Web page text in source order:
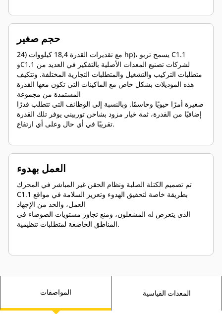
حجم صغير
مع تقديرات القدرة 18,4 كيلووات (24 hp)، يسمح تربو C1.1
وC1.1 لشركات تصنيع المعدات الأصلية بالتفكير في العديد من
متطلبات التركيب والتشغيل والمتطلبات التجارية المختلفة. وتتكيف
هذه الموديلات بشكل خاص مع الماكينات التي تكون معها القدرة
المستمدة من مجموعة
صغيرة أمرًا حيويًا وحاسمًا. وبالنسبة إلى الوظائف التي تتطلب قدرًا
إضافيًا من القدرة، ثمة خيار مزود بشاحن توربيني يوفر تلك القدرة
تقريبًا في أي حال وعلى أي ارتفاع.
العمل بهدوء
تم تصميم الكتلة الصلبة ونظام الحقن غير المباشر في المحرك
C1.1 بطريقة خاصة لتحقيق الهدوء وتعزيز السلامة في مواقع
العمل، والحد من الإجهاد
الذي يتعرض له المشغلون، ومنع تجاوز مستويات الضوضاء في
المناطق الخاضعة لمتطلبات تنظيمية.
المواصفات المعدات القياسية